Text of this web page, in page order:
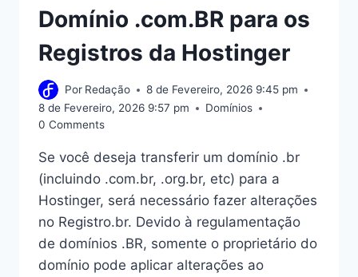
Domínio .com.BR para os
Registros da Hostinger
Por Redação
8 de Fevereiro, 2026 9:45 pm
8 de Fevereiro, 2026 9:57 pm
Domínios
0 Comments
Se você deseja transferir um domínio .br
(incluindo .com.br, .org.br, etc) para a
Hostinger, será necessário fazer alterações
no Registro.br. Devido à regulamentação
de domínios .BR, somente o proprietário do
domínio pode aplicar alterações ao